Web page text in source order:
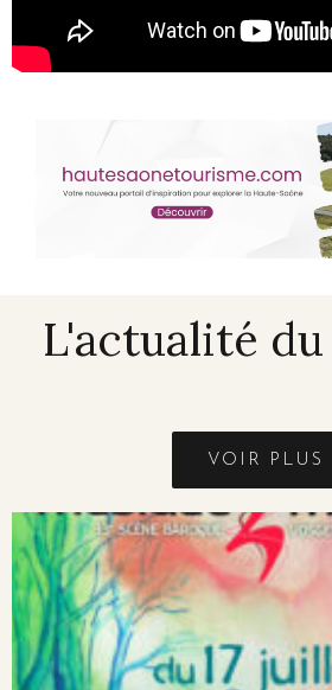
L'actualité
VOIR PLUS